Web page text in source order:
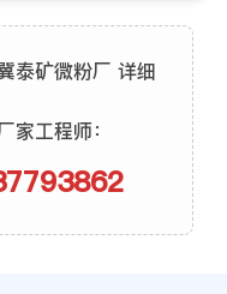
泰矿微粉厂 详细
家工程师：